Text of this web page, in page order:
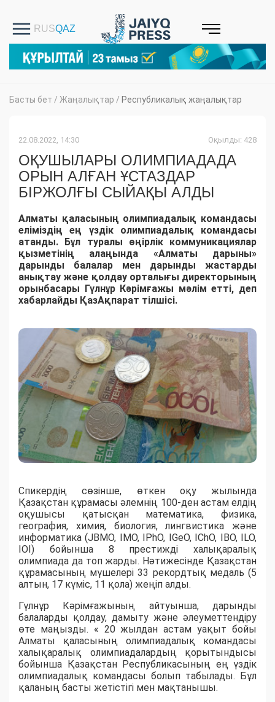
Басты бет / Жаңалықтар / Республикалық жаңалықтар
22.08.2022, 14:30 Оқылды: 428
ОҚУШЫЛАРЫ ОЛИМПИАДАДА
ОРЫН АЛҒАН ҰСТАЗДАР
БІРЖОЛҒЫ СЫЙАҚЫ АЛДЫ
Алматы қаласының олимпиадалық командасы
еліміздің ең үздік олимпиадалық командасы
атанды. Бұл туралы өңірлік коммуникациялар
қызметінің алаңында «Алматы дарыны»
дарынды балалар мен дарынды жастарды
анықтау және қолдау орталығы директорының
орынбасары Гүлнұр Кәрімғажы мәлім етті, деп
хабарлайды ҚазАқпарат тілшісі.
Спикердің сөзінше, өткен оқу жылында
Қазақстан құрамасы әлемнің 100-ден астам елдің
оқушысы қатысқан математика, физика,
география, химия, биология, лингвистика және
информатика (JBMO, IMO, IPhO, IGeO, IChO, IBO, ILO,
IOI) бойынша 8 престижді халықаралық
олимпиада да топ жарды. Нәтижесінде Қазақстан
құрамасының мүшелері 33 рекордтық медаль (5
алтын, 17 күміс, 11 қола) жеңіп алды.
Гүлнұр Кәрімғажының айтуынша, дарынды
балаларды қолдау, дамыту және әлеуметтендіру
өте маңызды. « 20 жылдан астам уақыт бойы
Алматы қаласының олимпиадалық командасы
халықаралық олимпиадалардың қорытындысы
бойынша Қазақстан Республикасының ең үздік
олимпиадалық командасы болып табылады. Бұл
қаланың басты жетістігі мен мақтанышы.